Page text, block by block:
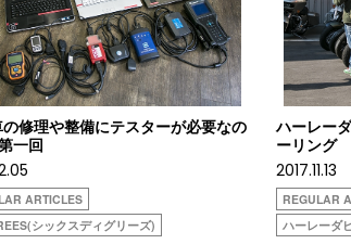
修理や整備にテスターが必要なの
一回
ARTICLES
シックスディグリーズ)
ハーレー
ーリング
2017.11.13
REGULAR
ハーレーダ